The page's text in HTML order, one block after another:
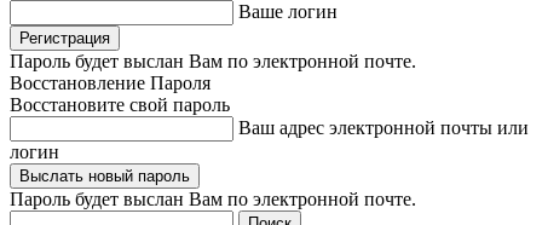
Ваше логин
Пароль будет выслан Вам по электронной почте.
Восстановление Пароля
Восстановите свой пароль
Ваш адрес электронной почты или
логин
Пароль будет выслан Вам по электронной почте.